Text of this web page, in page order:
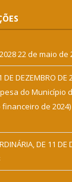
22 de maio de
DE DEZEMBRO
do Município
de 2024)
DE 11 DE